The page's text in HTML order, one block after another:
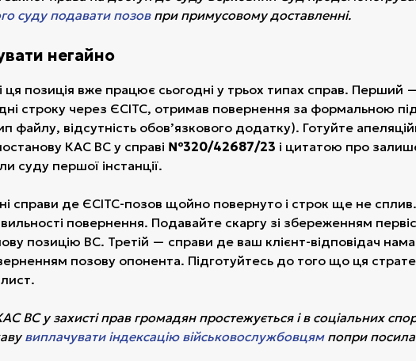
суду подавати позовпри примусовому доставленні.
негайно
ця позиція вже працює сьогодні у трьох типах справ. Перший
строку через ЄСІТС, отримав повернення за формальною
файлу, відсутність обов’язкового додатку). Готуйте
КАС ВС у справі №320/42687/23 і цитатою про
суду першої інстанції.
справи де ЄСІТС-позов щойно повернуто і строк ще не
повернення. Подавайте скаргу зі збереженням
позицію ВС. Третій — справи де ваш клієнт-відповідач
позову опонента. Підготуйтесь до того що ця
ВС у захисті прав громадян простежується і в соціальних
виплачувати індексацію військовослужбовцямпопри